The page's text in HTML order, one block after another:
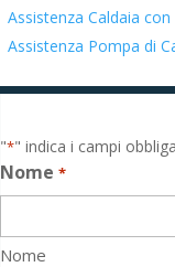
Assistenza Caldaia
Assistenza Pompa di
"*" indica i campi
Nome *
Nome